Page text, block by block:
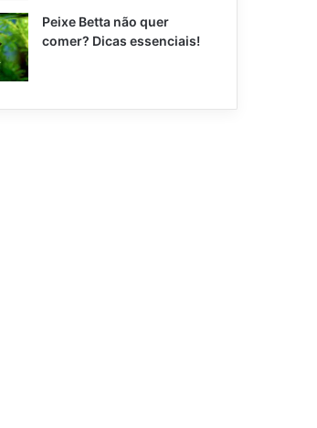
Peixe Betta não quer
comer? Dicas essenciais!